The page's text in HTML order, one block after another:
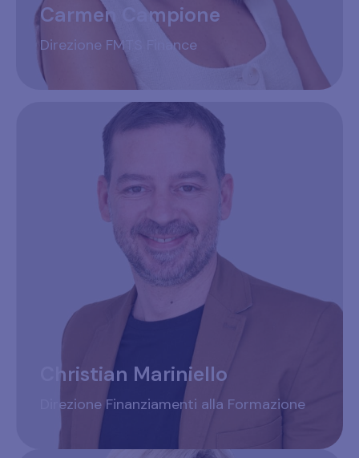
Carmen Campione
Direzione FMTS Finance
Christian Mariniello
Direzione Finanziamenti alla Formazione